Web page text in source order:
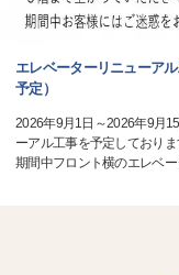
エレベーターリニューア
予定）
2026年9月1日～2026年9月
ーアル工事を予定しておりま
期間中フロント横のエレベ